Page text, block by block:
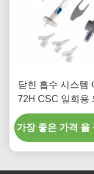
닫힌 흡수 시스템
72H CSC 일회용
품
가장 좋은 가격 을